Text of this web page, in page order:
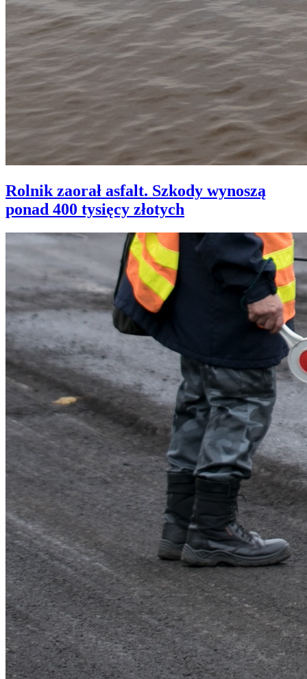
Rolnik zaorał asfalt. Szkody wynoszą
ponad 400 tysięcy złotych